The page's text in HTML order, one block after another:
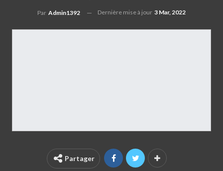
Par Admin1392 Dernière mise à jour 3 Mar, 2022
Partager